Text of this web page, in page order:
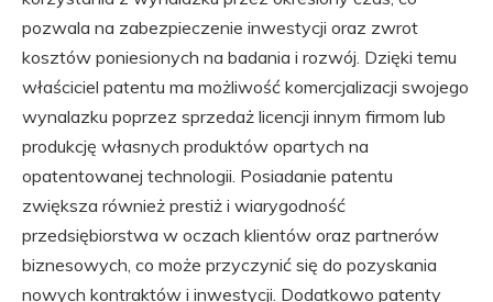
pozwala na zabezpieczenie inwestycji oraz zwrot
kosztów poniesionych na badania i rozwój. Dzięki temu
właściciel patentu ma możliwość komercjalizacji swojego
wynalazku poprzez sprzedaż licencji innym firmom lub
produkcję własnych produktów opartych na
opatentowanej technologii. Posiadanie patentu
zwiększa również prestiż i wiarygodność
przedsiębiorstwa w oczach klientów oraz partnerów
biznesowych, co może przyczynić się do pozyskania
nowych kontraktów i inwestycji. Dodatkowo patenty